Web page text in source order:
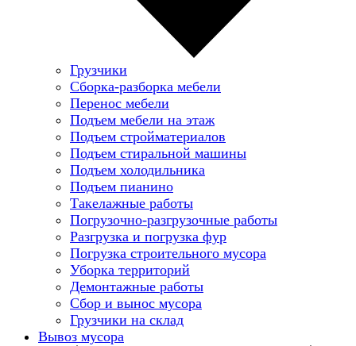
Грузчики
Сборка-разборка мебели
Перенос мебели
Подъем мебели на этаж
Подъем стройматериалов
Подъем стиральной машины
Подъем холодильника
Подъем пианино
Такелажные работы
Погрузочно-разгрузочные работы
Разгрузка и погрузка фур
Погрузка строительного мусора
Уборка территорий
Демонтажные работы
Сбор и вынос мусора
Грузчики на склад
Вывоз мусора